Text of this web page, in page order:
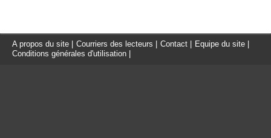
A propos du site Courriers des lecteurs Contact Equipe du site
Conditions générales d'utilisation